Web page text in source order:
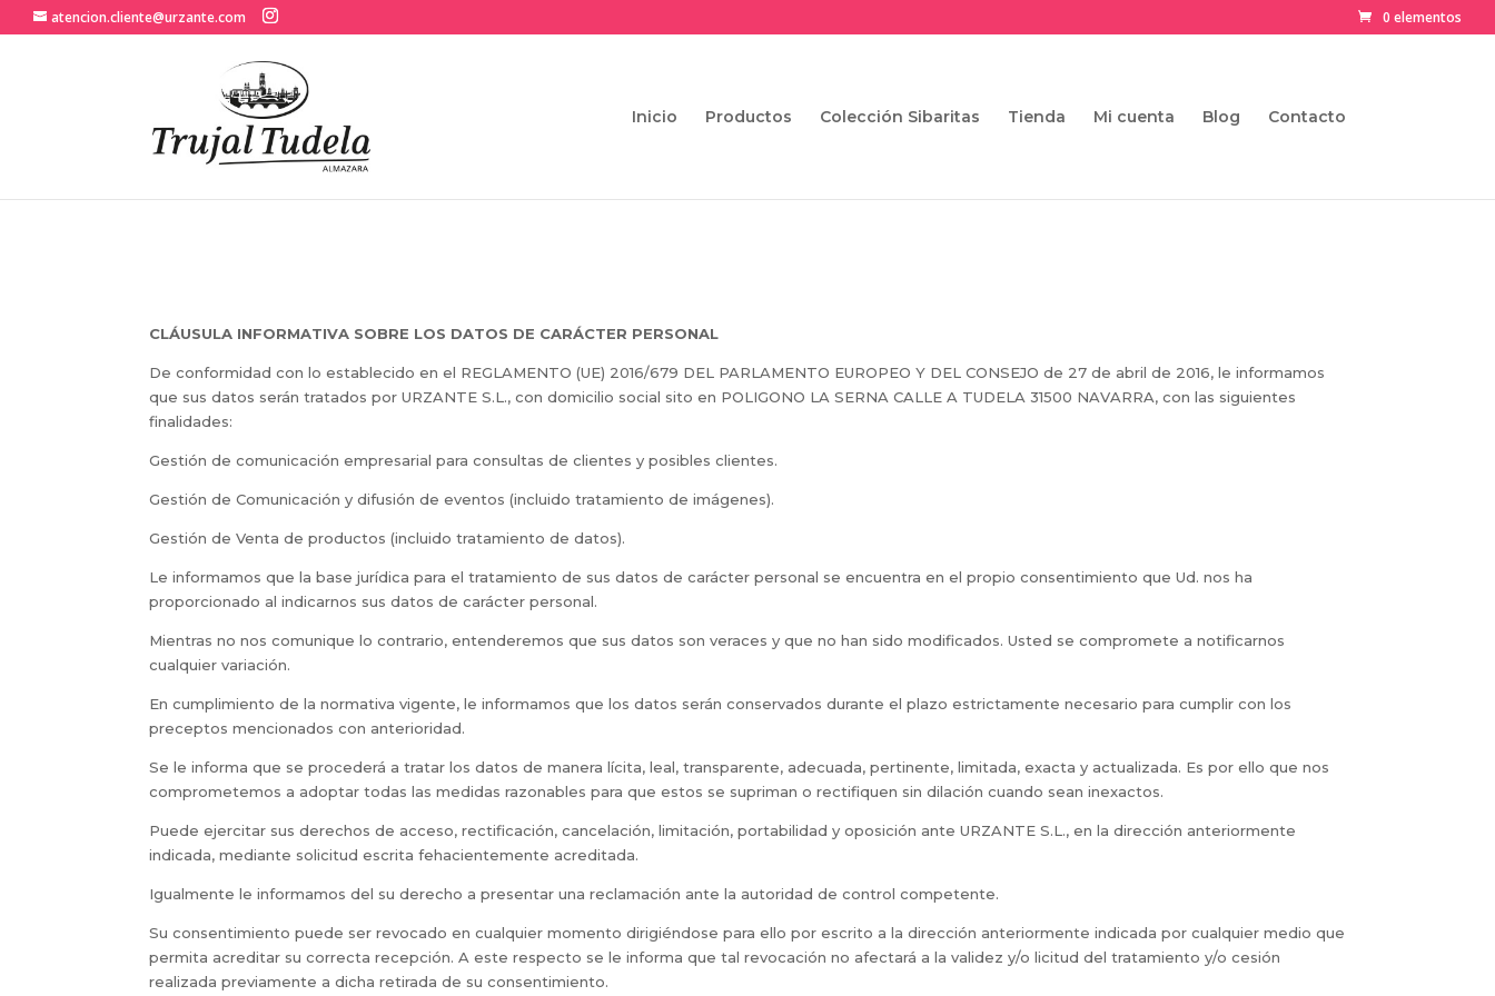
atencion.cliente@urzante.com 0 elementos
Inicio Productos Colección Sibaritas Tienda Mi cuenta Blog Contacto
CLÁUSULA INFORMATIVA SOBRE LOS DATOS DE CARÁCTER PERSONAL
De conformidad con lo establecido en el REGLAMENTO (UE) 2016/679 DEL PARLAMENTO EUROPEO Y DEL CONSEJO de 27 de abril de 2016, le informamos
que sus datos serán tratados por URZANTE S.L., con domicilio social sito en POLIGONO LA SERNA CALLE A TUDELA 31500 NAVARRA, con las siguientes
finalidades:
Gestión de comunicación empresarial para consultas de clientes y posibles clientes.
Gestión de Comunicación y difusión de eventos (incluido tratamiento de imágenes).
Gestión de Venta de productos (incluido tratamiento de datos).
Le informamos que la base jurídica para el tratamiento de sus datos de carácter personal se encuentra en el propio consentimiento que Ud. nos ha
proporcionado al indicarnos sus datos de carácter personal.
Mientras no nos comunique lo contrario, entenderemos que sus datos son veraces y que no han sido modificados. Usted se compromete a notificarnos
cualquier variación.
En cumplimiento de la normativa vigente, le informamos que los datos serán conservados durante el plazo estrictamente necesario para cumplir con los
preceptos mencionados con anterioridad.
Se le informa que se procederá a tratar los datos de manera lícita, leal, transparente, adecuada, pertinente, limitada, exacta y actualizada. Es por ello que nos
comprometemos a adoptar todas las medidas razonables para que estos se supriman o rectifiquen sin dilación cuando sean inexactos.
Puede ejercitar sus derechos de acceso, rectificación, cancelación, limitación, portabilidad y oposición ante URZANTE S.L., en la dirección anteriormente
indicada, mediante solicitud escritafehacientemente acreditada.
Igualmente le informamos del su derecho a presentar una reclamación ante la autoridad de control competente.
Su consentimiento puede ser revocado en cualquier momento dirigiéndose para ello por escrito a la dirección anteriormente indicada por cualquier medio que
permita acreditar su correcta recepción. A este respecto se le informa que tal revocación no afectará a la validez y/o licitud del tratamiento y/o cesión
realizada previamente a dicha retirada de su consentimiento.